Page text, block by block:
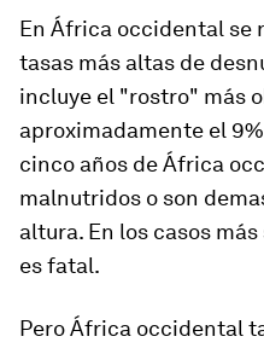
En África occidental se
tasas más altas de
incluye el "rostro" más
aproximadamente el
cinco años de África
malnutridos o son
altura. En los casos
es fatal.
Pero África occidental